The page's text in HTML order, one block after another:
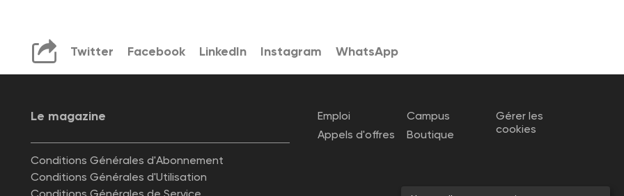
Twitter Facebook LinkedIn Instagram WhatsApp
Le magazine
Conditions Générales d'Abonnement
Conditions Générales d'Utilisation
Emploi
Appels d'offres
Campus
Boutique
Gérer les
cookies